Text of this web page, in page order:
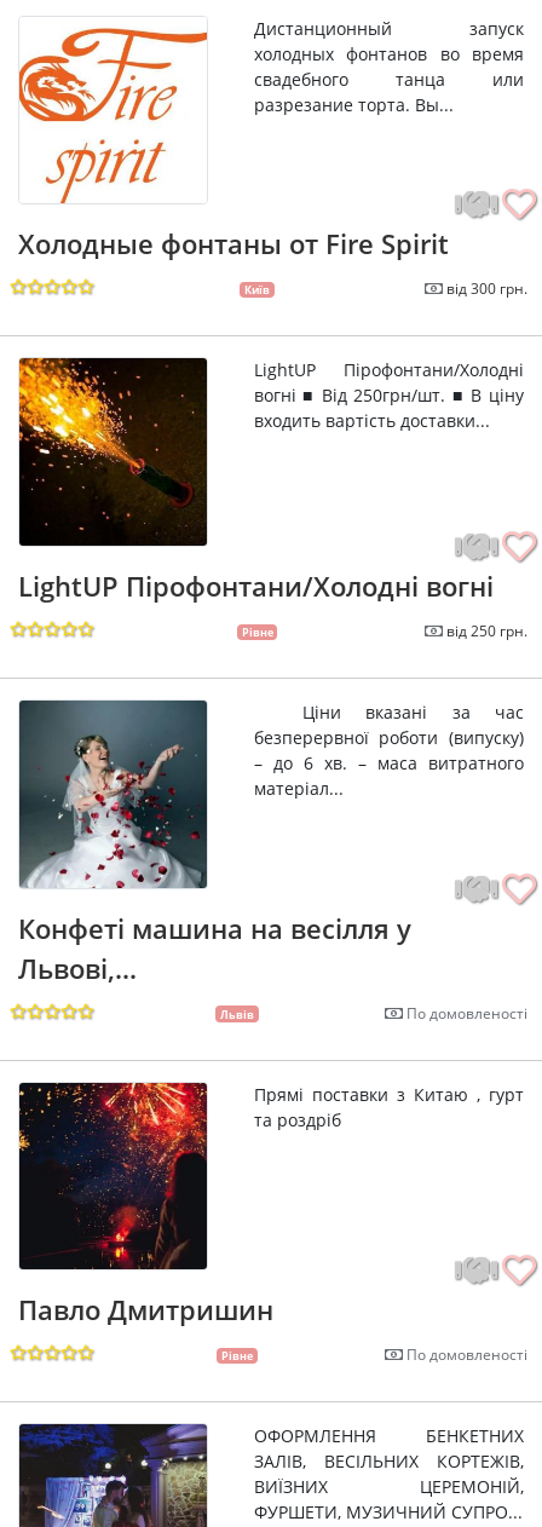
Дистанционный запуск
холодных фонтанов во время
свадебного танца или
разрезание торта. Вы...
Холодные фонтаны от Fire Spirit
Київ від 300 грн.
LightUP Пірофонтани/Холодні
вогні ■ Від 250грн/шт. ■ В ціну
входить вартість доставки...
LightUP Пірофонтани/Холодні вогні
Рівне від 250 грн.
Ціни вказані за час
безперервної роботи (випуску)
– до 6 хв. – маса витратного
матеріал...
Конфеті машина на весілля у
Львові,...
Львів По домовленості
Прямі поставки з Китаю , гурт
та роздріб
Павло Дмитришин
Рівне По домовленості
ОФОРМЛЕННЯ БЕНКЕТНИХ
ЗАЛІВ, ВЕСІЛЬНИХ КОРТЕЖІВ,
ВИЇЗНИХ ЦЕРЕМОНІЙ,
ФУРШЕТИ, МУЗИЧНИЙ СУПРО...